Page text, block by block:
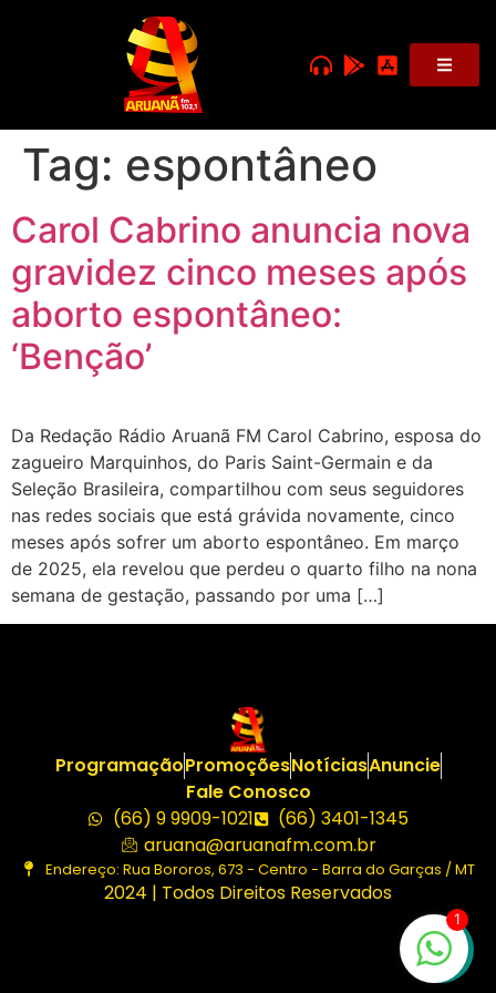
Tag: espontâneo
Carol Cabrino anuncia nova
gravidez cinco meses após
aborto espontâneo:
‘Benção’
Da Redação Rádio Aruanã FM Carol Cabrino, esposa do
zagueiro Marquinhos, do Paris Saint-Germain e da
Seleção Brasileira, compartilhou com seus seguidores
nas redes sociais que está grávida novamente, cinco
meses após sofrer um aborto espontâneo. Em março
de 2025, ela revelou que perdeu o quarto filho na nona
semana de gestação, passando por uma […]
ProgramaçãoPromoçõesNotíciasAnuncie
Fale Conosco
(66) 9 9909-1021
(66) 3401-1345
aruana@aruanafm.com.br
Endereço: Rua Bororos, 673 - Centro - Barra do Garças / MT
2024 | Todos Direitos Reservados
1